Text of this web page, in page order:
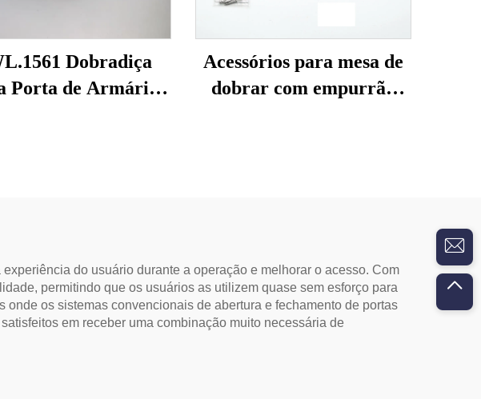
Dobradiça
Porta de Armário
Acessórios para mesa de
dobrar com empurrão
do usuário durante a operação e melhorar o acesso. Com
permitindo que os usuários as utilizem quase sem esforço para
os sistemas convencionais de abertura e fechamento de portas
em receber uma combinação muito necessária de